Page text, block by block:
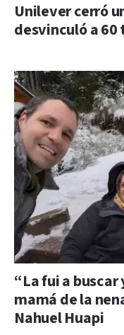
Unilever cerró
desvinculó a
“La fui a
mamá de la
Nahuel Huapi